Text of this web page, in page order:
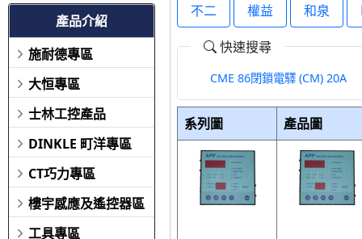
產品介紹
施耐德專區
大恒專區
士林工控產品
DINKLE 町洋專區
CT巧力專區
樓宇感應及遙控器區
工具專區
不二 權益 和泉
快速搜尋
CME 86閉鎖電驛 (CM) 20A
系列圖 產品圖